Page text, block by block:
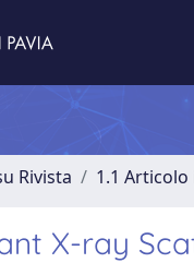
Rivista 1.1
X-ray